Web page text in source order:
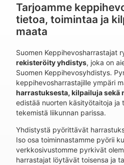
Tarjoamme
tietoa, toimintaa ja
maata
Suomen Keppihevosharrastajat
rekisteröity yhdistys, joka on
Suomen Keppihevosyhdistys.
keppihevosharrastajille ympäri
harrastuksesta, kilpailuja sekä
edistää nuorten käsityötaitoja ja
tekemistä liikunnan parissa.
Yhdistystä pyörittävät
Iso osa toiminnastamme pyörii
verkkosivustomme pyrkivät
harrastajat löytävät toisensa ja